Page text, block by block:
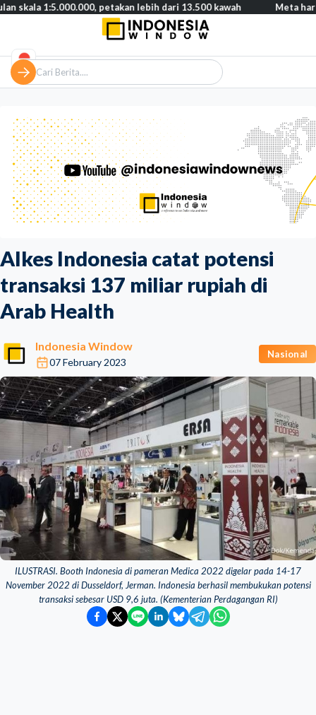
Alkes Indonesia catat potensi
transaksi 137 miliar rupiah di
Arab Health
Indonesia Window
07 February 2023
Nasional
ILUSTRASI. Booth Indonesia di pameran Medica 2022 digelar pada 14-17
November 2022 di Dusseldorf, Jerman. Indonesia berhasil membukukan potensi
transaksi sebesar USD 9,6 juta. (Kementerian Perdagangan RI)
petakan lebih dari 13.500 kawah Meta harus bayar